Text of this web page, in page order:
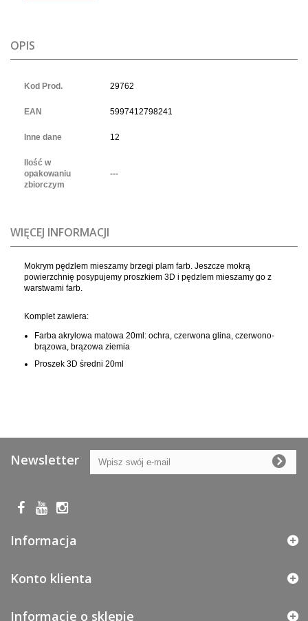
OPIS
Kod Prod. 29762
EAN 5997412798241
Inne dane 12
Ilość w
opakowaniu
zbiorczym
---
WIĘCEJ INFORMACJI
Mokrym pędzlem mieszamy brzegi plam farb. Jeszcze mokrą
powierzchnię posypujemy proszkiem 3D i pędzlem mieszamy go z
warstwami farb.
Komplet zawiera:
Farba akrylowa matowa 20ml: ochra, czerwona glina, czerwono-
brązowa, brązowa ziemia
Proszek 3D średni 20ml
Newsletter
Informacja
Konto klienta
Informacje o sklepie